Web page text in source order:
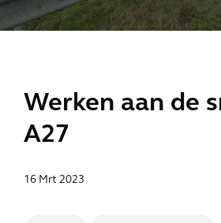
Werken aan de
A27
16 Mrt 2023